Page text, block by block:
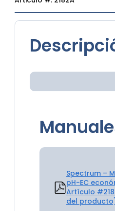
Spectrum –
pH-EC
Artículo
del